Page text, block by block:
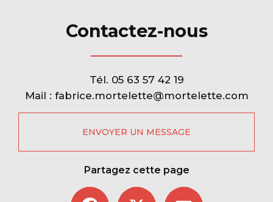
Contactez-nous
Tél. 05 63 57 42 19
Mail : fabrice.mortelette@mortelette.com
ENVOYER UN MESSAGE
Partagez cette page
Facebook